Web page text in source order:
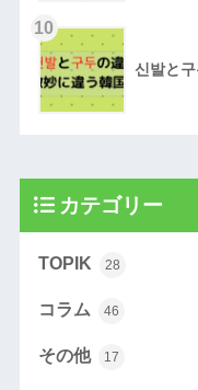
10
신발と
カテゴリー
TOPIK 28
コラム 46
その他 17